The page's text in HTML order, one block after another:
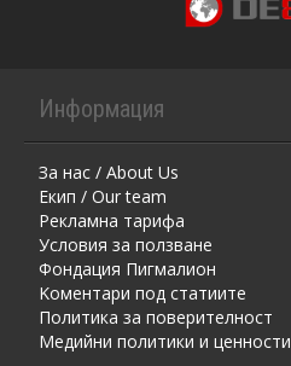
Информация
За нас / About Us
Екип / Our team
Рекламна тарифа
Условия за ползване
Фондация Пигмалион
Kоментaри под статиите
Политика за поверителност
Медийни политики и ценности